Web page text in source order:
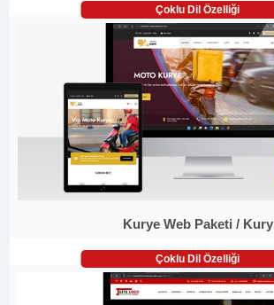
Çoklu Dil Özelliği
Kurye Web Paketi / Kury
Çoklu Dil Özelliği